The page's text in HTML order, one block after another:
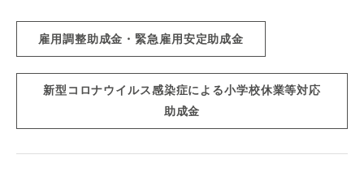
雇用調整助成金・緊急雇用安定助成金
新型コロナウイルス感染症による小学校休業等対応
助成金